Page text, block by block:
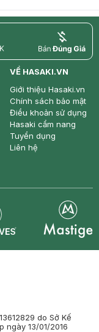
price
VỀ HASAKI.VN
Giới thiệu Hasaki.vn
Chính sách bảo mật
Điều khoản sử dụng
Hasaki cẩm nang
Tuyển dụng
Liên hệ
do Sở Kế
ngày 13/01/2016